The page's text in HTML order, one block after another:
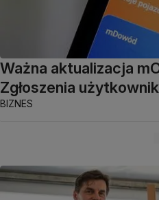
Ważna aktualizacja
Zgłoszenia
BIZNES